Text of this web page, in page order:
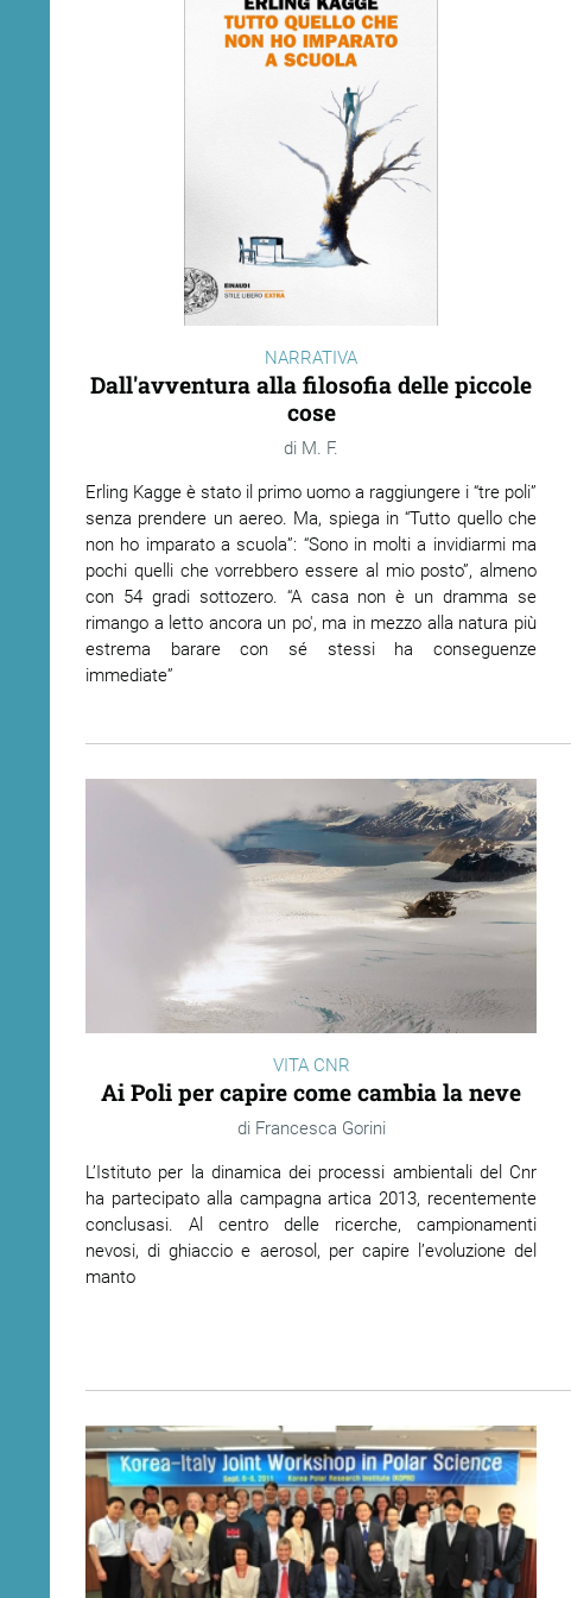
NARRATIVA
Dall'avventura alla filosofia delle piccole
cose
M. F.
Erling Kagge è stato il primo uomo a raggiungere i “tre poli”
senza prendere un aereo. Ma, spiega in “Tutto quello che
non ho imparato a scuola”: “Sono in molti a invidiarmi ma
pochi quelli che vorrebbero essere al mio posto”, almeno
con 54 gradi sottozero. “A casa non è un dramma se
rimango a letto ancora un po', ma in mezzo alla natura più
estrema barare con sé stessi ha conseguenze
immediate”
VITA CNR
Ai Poli per capire come cambia la neve
Francesca Gorini
L’Istituto per la dinamica dei processi ambientali del Cnr
ha partecipato alla campagna artica 2013, recentemente
conclusasi. Al centro delle ricerche, campionamenti
nevosi, di ghiaccio e aerosol, per capire l’evoluzione del
manto